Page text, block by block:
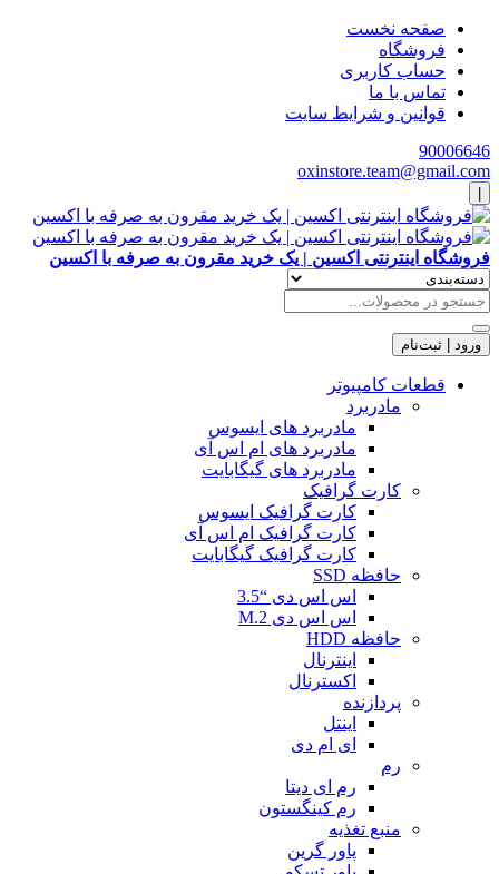
صفحه نخست
فروشگاه
حساب کاربری
تماس با ما
قوانین و شرایط سایت
90006646
oxinstore.team@gmail.com
فروشگاه اینترنتی اکسین | یک خرید مقرون به صرفه با اکسین
ورود | ثبت‌نام
قطعات کامپیوتر
مادربرد
مادربرد های ایسوس
مادربرد های ام اس آی
مادربرد های گیگابایت
کارت گرافیک
کارت گرافیک ایسوس
کارت گرافیک ام اس آی
کارت گرافیک گیگابایت
حافظه SSD
اس اس دی “3.5
اس اس دی M.2
حافظه HDD
اینترنال
اکسترنال
پردازنده
اینتل
ای ام دی
رم
رم ای دیتا
رم کینگستون
منبع تغذیه
پاور گرین